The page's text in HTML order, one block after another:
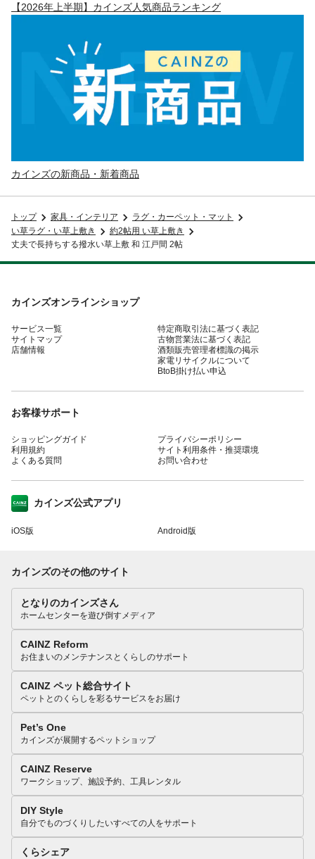
【2026年上半期】カインズ人気商品ランキング
カインズの新商品・新着商品
トップ 家具・インテリア
ラグ・カーペット・マット
い草ラグ・い草上敷き
約2帖用 い草上敷き
丈夫で長持ちする撥水い草上敷 和 江戸間 2帖
カインズオンラインショップ
サービス一覧
サイトマップ
店舗情報
特定商取引法に基づく表記
古物営業法に基づく表記
酒類販売管理者標識の掲示
家電リサイクルについて
BtoB掛け払い申込
お客様サポート
ショッピングガイド
利用規約
よくある質問
プライバシーポリシー
サイト利用条件・推奨環境
お問い合わせ
カインズ公式アプリ
iOS版 Android版
カインズのその他のサイト
となりのカインズさん
ホームセンターを遊び倒すメディア
CAINZ Reform
お住まいのメンテナンスとくらしのサポート
CAINZ ペット総合サイト
ペットとのくらしを彩るサービスをお届け
Pet’s One
カインズが展開するペットショップ
CAINZ Reserve
ワークショップ、施設予約、工具レンタル
DIY Style
自分でものづくりしたいすべての人をサポート
くらシェア